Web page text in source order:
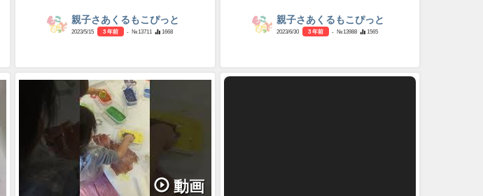
親子さあくるもこぴっと
2023/5/15 3 年前 - №13711 1668
親子さあくるもこぴっと
2023/6/30 3 年前 - №13988 1565
動画